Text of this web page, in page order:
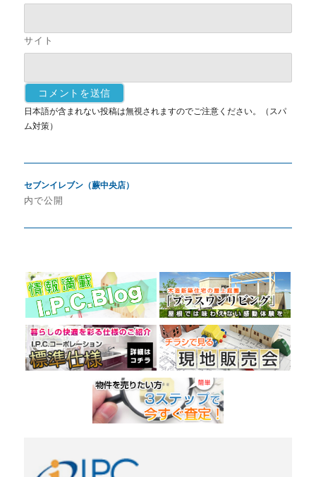
サイト
日本語が含まれない投稿は無視されますのでご注意ください。（スパ
ム対策）
稿
ー
シ
ョ
ン
セブンイレブン（蕨中央店）
内で公開